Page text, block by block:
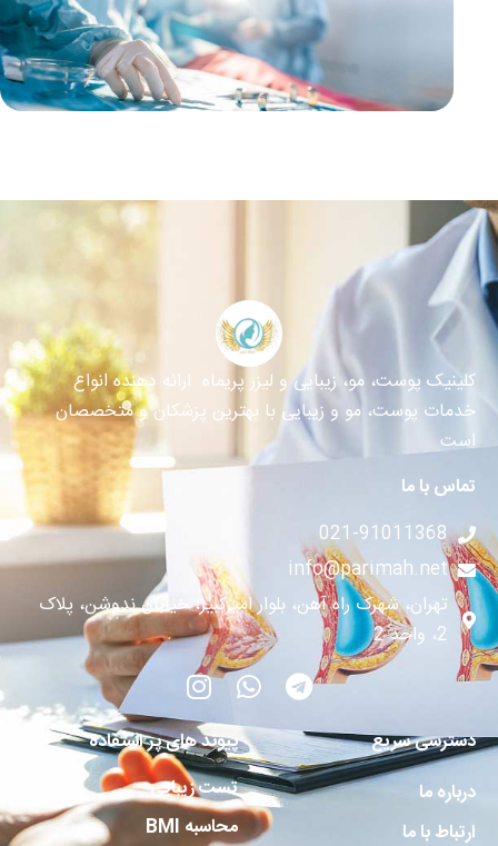
کلینیک پوست، مو، زیبایی و لیزر پریماه ارائه دهنده انواع
خدمات پوست، مو و زیبایی با بهترین پزشکان و متخصصان
است
تماس با ما
021-91011368
info@parimah.net
تهران، شهرک راه آهن، بلوار امیرکبیر، خیابان ندوشن، پلاک
2، واحد 2
دسترسی سریع
درباره ما
ارتباط با ما
پیوند های پر استفاده
تست زیبایی
محاسبه BMI